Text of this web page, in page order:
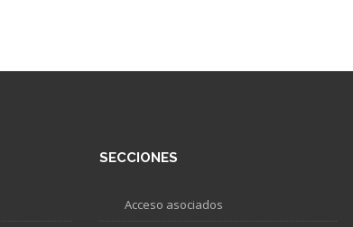
SECCIONES
Acceso asociados